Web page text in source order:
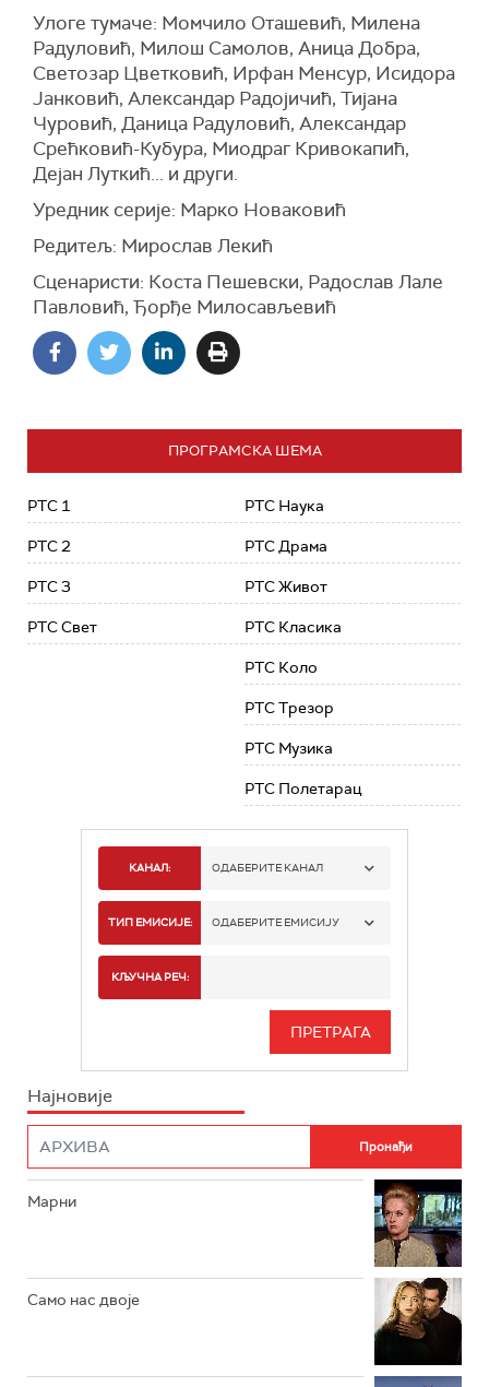
Улоге тумаче: Момчило Оташевић, Милена
Радуловић, Милош Самолов, Аница Добра,
Светозар Цветковић, Ирфан Менсур, Исидора
Јанковић, Александар Радојичић, Тијана
Чуровић, Даница Радуловић, Александар
Срећковић-Кубура, Миодраг Кривокапић,
Дејан Луткић... и други.
Уредник серије: Марко Новаковић
Редитељ: Мирослав Лекић
Сценаристи: Коста Пешевски, Радослав Лале
Павловић, Ђорђе Милосављевић
ПРОГРАМСКА ШЕМА
РТС 1
РТС 2
РТС 3
РТС Свет
РТС Наука
РТС Драма
РТС Живот
РТС Класика
РТС Коло
РТС Трезор
РТС Музика
РТС Полетарац
КАНАЛ: ОДАБЕРИТЕ КАНАЛ
РТС 1
РТС 3
ТИП ЕМИСИЈЕ: ОДАБЕРИТЕ ЕМИСИЈУ
ИНФО
КЉУЧНА РЕЧ:
Најновије
Марни
Само нас двоје